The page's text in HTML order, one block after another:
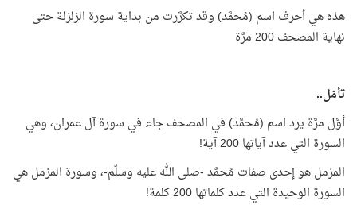
هذه هي أحرف اسم (مُحمَّد) وقد تكرَّرت من بداية سورة الزلزلة حتى
نهاية المصحف 200 مرَّة
تأمّل..
أوَّل مرَّة يرد اسم (مُحمَّد) في المصحف جاء في سورة آل عمران، وهي
السورة التي عدد آياتها 200 آية!
المزمل هو إحدى صفات مُحمَّد -صلى الله عليه وسلّم-، وسورة المزمل هي
السورة الوحيدة التي عدد كلماتها 200 كلمة!